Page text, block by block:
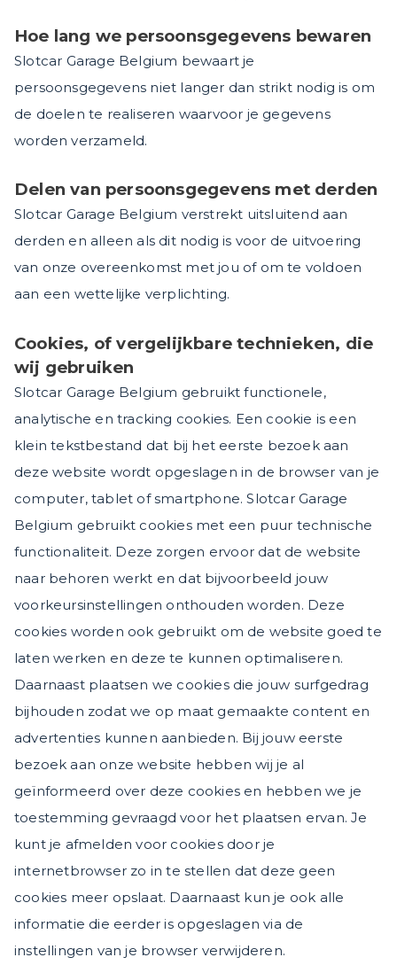
Hoe lang we persoonsgegevens bewaren
Slotcar Garage Belgium bewaart je
persoonsgegevens niet langer dan strikt nodig is om
de doelen te realiseren waarvoor je gegevens
worden verzameld.
Delen van persoonsgegevens met derden
Slotcar Garage Belgium verstrekt uitsluitend aan
derden en alleen als dit nodig is voor de uitvoering
van onze overeenkomst met jou of om te voldoen
aan een wettelijke verplichting.
Cookies, of vergelijkbare technieken, die
wij gebruiken
Slotcar Garage Belgium gebruikt functionele,
analytische en tracking cookies. Een cookie is een
klein tekstbestand dat bij het eerste bezoek aan
deze website wordt opgeslagen in de browser van je
computer, tablet of smartphone. Slotcar Garage
Belgium gebruikt cookies met een puur technische
functionaliteit. Deze zorgen ervoor dat de website
naar behoren werkt en dat bijvoorbeeld jouw
voorkeursinstellingen onthouden worden. Deze
cookies worden ook gebruikt om de website goed te
laten werken en deze te kunnen optimaliseren.
Daarnaast plaatsen we cookies die jouw surfgedrag
bijhouden zodat we op maat gemaakte content en
advertenties kunnen aanbieden. Bij jouw eerste
bezoek aan onze website hebben wij je al
geïnformeerd over deze cookies en hebben we je
toestemming gevraagd voor het plaatsen ervan. Je
kunt je afmelden voor cookies door je
internetbrowser zo in te stellen dat deze geen
cookies meer opslaat. Daarnaast kun je ook alle
informatie die eerder is opgeslagen via de
instellingen van je browser verwijderen.